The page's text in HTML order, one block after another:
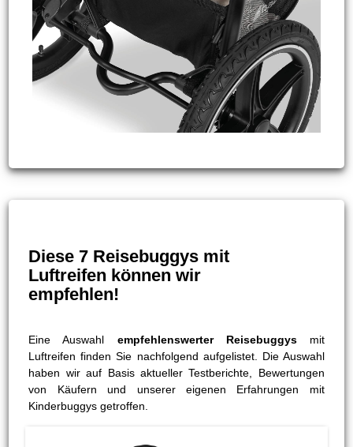
Diese 7 Reisebuggys mit
Luftreifen können wir
empfehlen!
Eine Auswahl empfehlenswerter Reisebuggysmit
Luftreifen finden Sie nachfolgend aufgelistet. Die Auswahl
haben wir auf Basis aktueller Testberichte, Bewertungen
von Käufern und unserer eigenen Erfahrungen mit
Kinderbuggys getroffen.